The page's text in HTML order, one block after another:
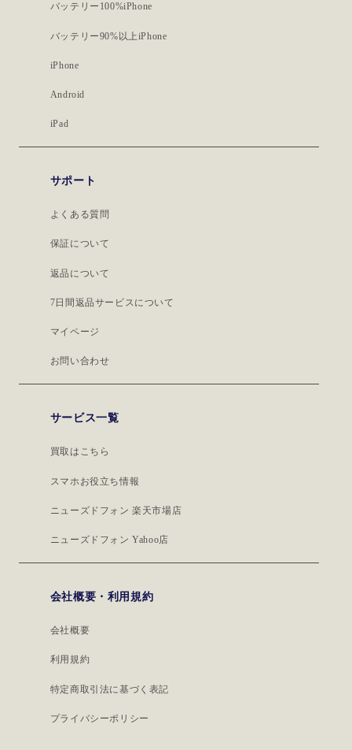
バッテリー100%iPhone
バッテリー90%以上iPhone
iPhone
Android
iPad
サポート
よくある質問
保証について
返品について
7日間返品サービスについて
マイページ
お問い合わせ
サービス一覧
買取はこちら
スマホお役立ち情報
ニューズドフォン 楽天市場店
ニューズドフォン Yahoo店
会社概要・利用規約
会社概要
利用規約
特定商取引法に基づく表記
プライバシーポリシー